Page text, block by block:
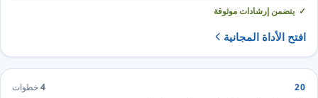
يتضمن إرشادات موثوقة
افتح الأداة المجانية
20
4خطوات